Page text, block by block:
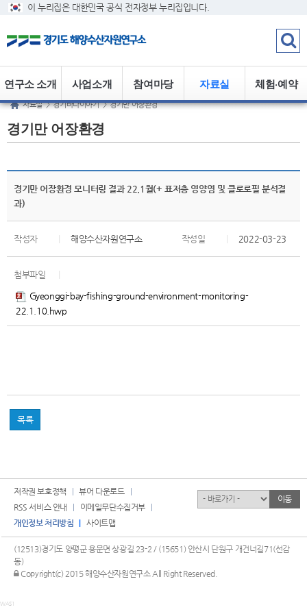
이 누리집은 대한민국 공식 전자정부 누리집입니다.
체험·예약
자료실
참여마당
사업소개
연구소 소개
자료실 > 경기바다이야기 > 경기만 어장환경
경기만 어장환경
경기만 어장환경 모니터링 결과 22.1월(+ 표저층 영양염 및 클로로필 분석결
과)
작성자 해양수산자원연구소 작성일 2022-03-23
첨부파일
Gyeonggi-bay-fishing-ground-environment-monitoring-
22.1.10.hwp
목록
저작권 보호정책
뷰어 다운로드
RSS 서비스 안내
이메일무단수집거부
개인정보 처리방침
사이트맵
(12513)경기도 양평군 용문면 상광길 23-2 / (15651) 안산시 단원구 개건너길71(선감
동)
관리자 로그인
Copyright(c) 2015 해양수산자원연구소 All Right Reserved.
유관기관 이동
WAS1